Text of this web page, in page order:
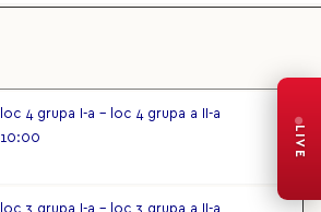
loc 4 grupa I-a – loc 4 grupa a II-a
10:00
LIVE